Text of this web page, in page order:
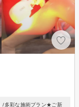
/多彩な施術プラン★ご新